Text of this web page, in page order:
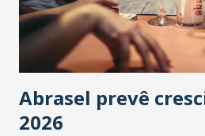
Abrasel prevê
2026